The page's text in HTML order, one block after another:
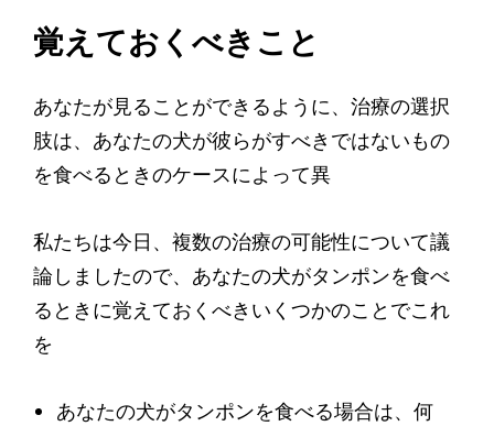
覚えておくべきこと
あなたが見ることができるように、治療の選択
肢は、あなたの犬が彼らがすべきではないもの
を食べるときのケースによって異
私たちは今日、複数の治療の可能性について議
論しましたので、あなたの犬がタンポンを食べ
るときに覚えておくべきいくつかのことでこれ
を
あなたの犬がタンポンを食べる場合は、何